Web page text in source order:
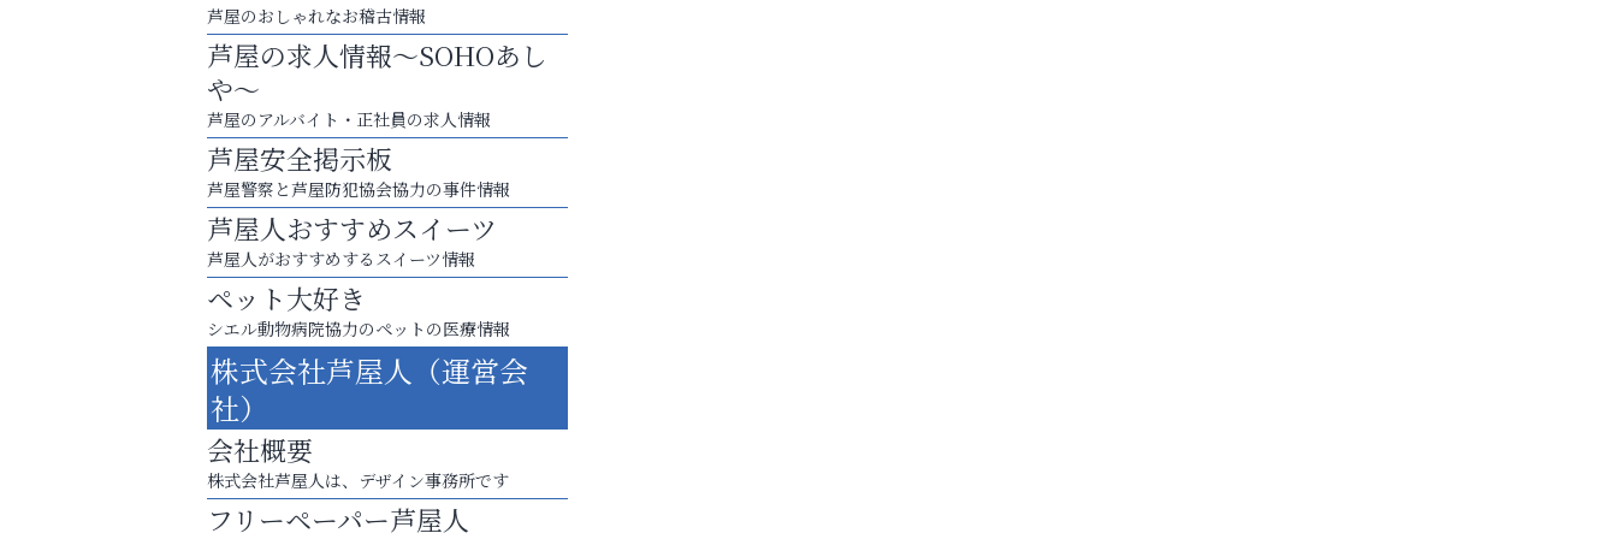
あなたらしく奏でる、音楽の時間
おそうじ本舗芦屋東
芦屋のおしゃれなお稽古情報
芦屋の求人情報～SOHOあし
や～
芦屋のアルバイト・正社員の求人情報
芦屋安全掲示板
芦屋警察と芦屋防犯協会協力の事件情報
芦屋人おすすめスイーツ
芦屋人がおすすめするスイーツ情報
ペット大好き
シエル動物病院協力のペットの医療情報
株式会社芦屋人（運営会
社）
会社概要
株式会社芦屋人は、デザイン事務所です
フリーペーパー芦屋人